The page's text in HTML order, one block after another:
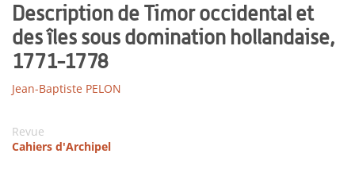
Description de Timor occidental et
des îles sous domination hollandaise,
1771-1778
Jean-Baptiste PELON
Revue
Cahiers d'Archipel